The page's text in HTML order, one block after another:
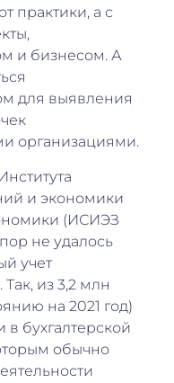
практики, а с
и бизнесом. А
для выявления
организациями.
и экономики
(ИСИЭЗ
не удалось
учет
из 3,2 млн
на 2021 год)
бухгалтерской
обычно